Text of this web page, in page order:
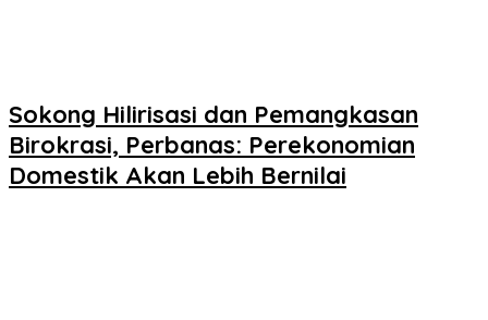
Sokong Hilirisasi dan Pemangkasan
Birokrasi, Perbanas: Perekonomian
Domestik Akan Lebih Bernilai